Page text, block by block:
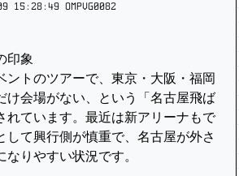
15:28:49 OMPVG0082
印象
ントのツアーで、東京・大阪・福岡
け会場がない、という「名古屋飛ば
れています。最近は新アリーナもで
して興行側が慎重で、名古屋が外さ
りやすい状況です。